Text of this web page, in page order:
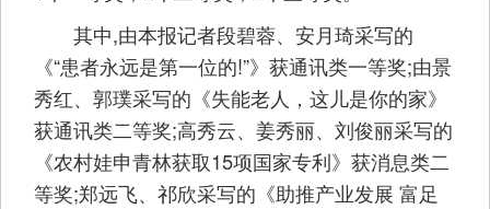
其中,由本报记者段碧蓉、安月琦采写的
《“患者永远是第一位的!”》获通讯类一等奖;由景
秀红、郭璞采写的《失能老人，这儿是你的家》
获通讯类二等奖;高秀云、姜秀丽、刘俊丽采写的
《农村娃申青林获取15项国家专利》获消息类二
等奖;郑远飞、祁欣采写的《助推产业发展 富足